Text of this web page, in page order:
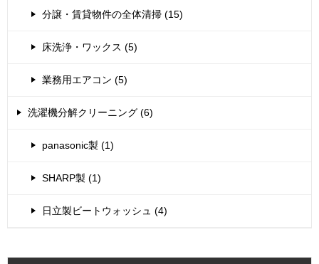
分譲・賃貸物件の全体清掃 (15)
床洗浄・ワックス (5)
業務用エアコン (5)
洗濯機分解クリーニング (6)
panasonic製 (1)
SHARP製 (1)
日立製ビートウォッシュ (4)